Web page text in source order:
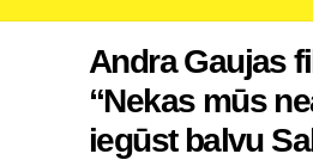
Andra Gaujas
“Nekas mūs
iegūst balvu